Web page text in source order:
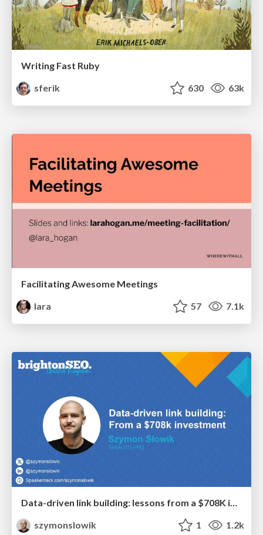
Writing Fast Ruby
sferik
630 63k
Facilitating Awesome Meetings
lara
57 7.1k
szymonslowik
1 1.2k